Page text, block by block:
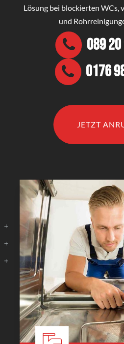
Lösung bei blockierten WCs,
und
089
0176
JETZT